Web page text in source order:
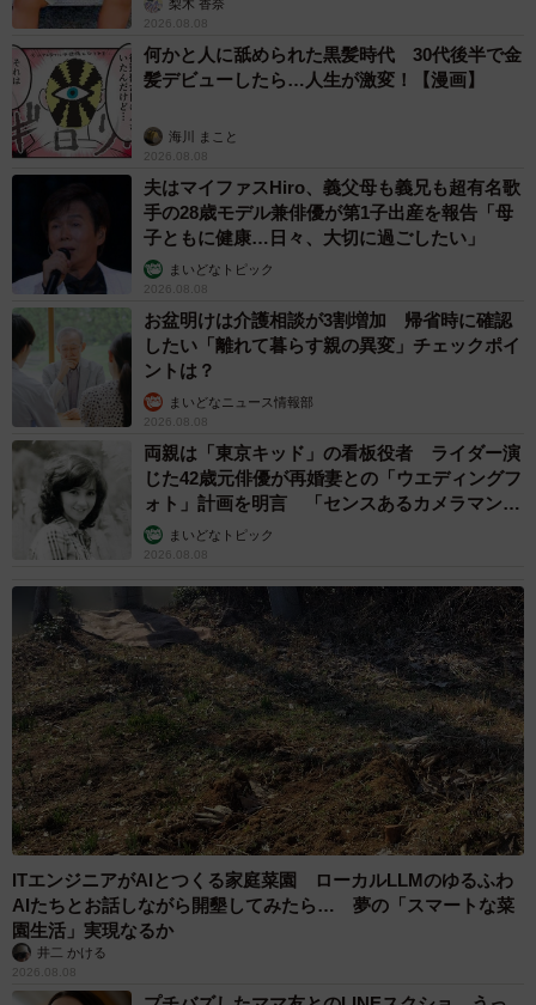
梨木 香奈
2026.08.08
何かと人に舐められた黒髪時代 30代後半で金
髪デビューしたら…人生が激変！【漫画】
海川 まこと
2026.08.08
夫はマイファスHiro、義父母も義兄も超有名歌
手の28歳モデル兼俳優が第1子出産を報告「母
子ともに健康…日々、大切に過ごしたい」
まいどなトピック
2026.08.08
お盆明けは介護相談が3割増加 帰省時に確認
したい「離れて暮らす親の異変」チェックポイ
ントは？
まいどなニュース情報部
2026.08.08
両親は「東京キッド」の看板役者 ライダー演
じた42歳元俳優が再婚妻との「ウエディングフ
ォト」計画を明言 「センスあるカメラマン求
む」まいどなトピック
2026.08.08
ITエンジニアがAIとつくる家庭菜園 ローカルLLMのゆるふわ
AIたちとお話しながら開墾してみたら… 夢の「スマートな菜
園生活」実現なるか
井二 かける
2026.08.08